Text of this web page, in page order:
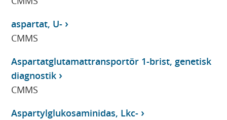
aspartat, U-
CMMS
Aspartatglutamattransportör 1-brist, genetisk
diagnostik
CMMS
Aspartylglukosaminidas, Lkc-